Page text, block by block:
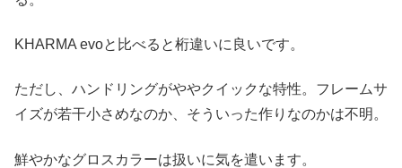
KHARMA evoと比べると桁違いに良いです。
ただし、ハンドリングがややクイックな特性。フレームサ
イズが若干小さめなのか、そういった作りなのかは不明。
鮮やかなグロスカラーは扱いに気を遣います。